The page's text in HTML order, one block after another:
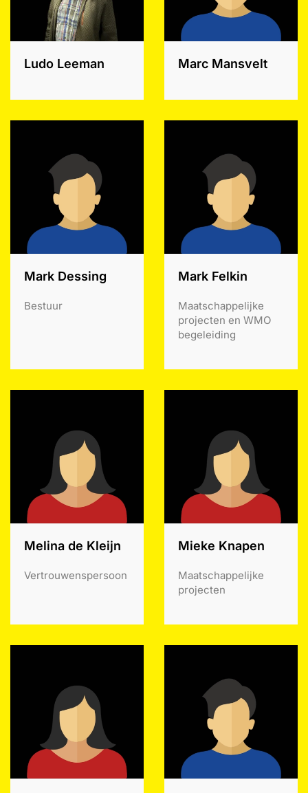
Ludo Leeman Marc Mansvelt
Mark Dessing
Bestuur
Mark Felkin
Maatschappelijke
projecten en WMO
begeleiding
Melina de Kleijn
Vertrouwenspersoon
Mieke Knapen
Maatschappelijke
projecten